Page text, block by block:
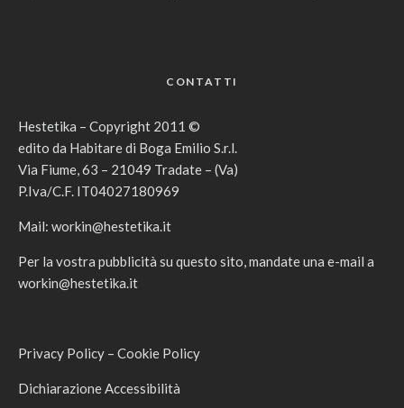
CONTATTI
Hestetika – Copyright 2011 ©
edito da Habitare di Boga Emilio S.r.l.
Via Fiume, 63 – 21049 Tradate – (Va)
P.Iva/C.F. IT04027180969
Mail: workin@hestetika.it
Per la vostra pubblicità su questo sito, mandate una e-mail a
workin@hestetika.it
Privacy Policy – Cookie Policy
Dichiarazione Accessibilità